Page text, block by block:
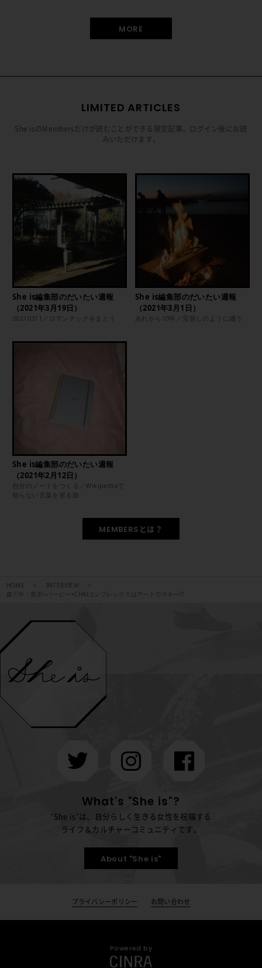
MORE
LIMITED ARTICLES
She isのMembersだけが読むことができる限定記事。ログイン後にお読
みいただけます。
She is編集部のだいたい週報
（2021年3月19日）
20210311／ロマンチックをまとう
She is編集部のだいたい週報
（2021年3月1日）
あれから10年／宝探しのように纏う
She is編集部のだいたい週報
（2021年2月12日）
自分のノートをつくる／Wikipediaで
知らない言葉を巡る旅
MEMBERSとは？
HOME
INTERVIEW
森三中・黒沢×バービー×CHAIコンプレックスはアートでマネー!?
What's "She is"?
"She is"は、自分らしく生きる女性を祝福する
ライフ＆カルチャーコミュニティです。
About "She is"
プライバシーポリシー お問い合わせ
Powered by